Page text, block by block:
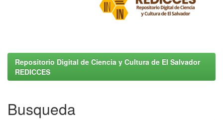
Repositorio Digital de Ciencia y Cultura de El Salvador
REDICCES
Busqueda